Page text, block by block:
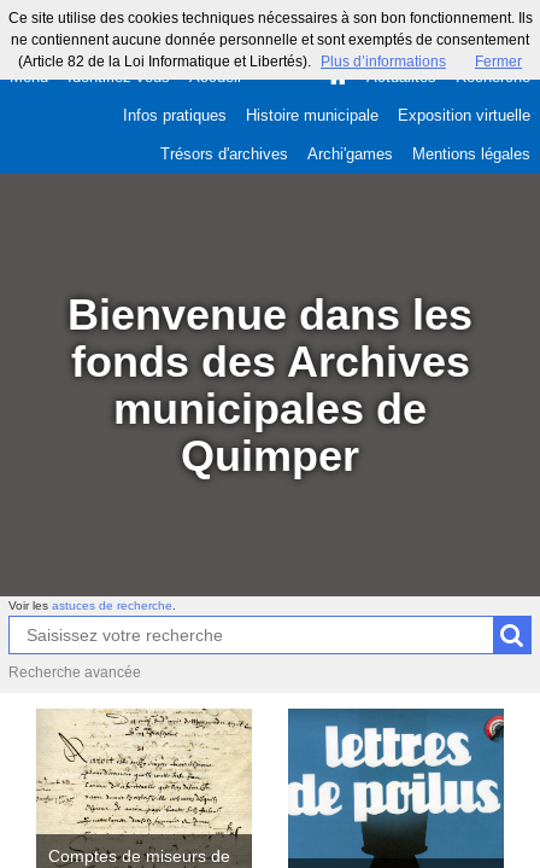
Ce site utilise des cookies techniques nécessaires à son bon fonctionnement. Ils
ne contiennent aucune donnée personnelle et sont exemptés de consentement
(Article 82 de la Loi Informatique et Libertés).
Plus d’informations Fermer
Menu Identifiez-vous Accueil Actualités Recherche
Infos pratiques Histoire municipale Exposition virtuelle
Trésors d'archives Archi'games Mentions légales
Bienvenue dans les
fonds des Archives
municipales de
Quimper
Voir les astuces de recherche
Recherche avancée
Comptes de miseurs de